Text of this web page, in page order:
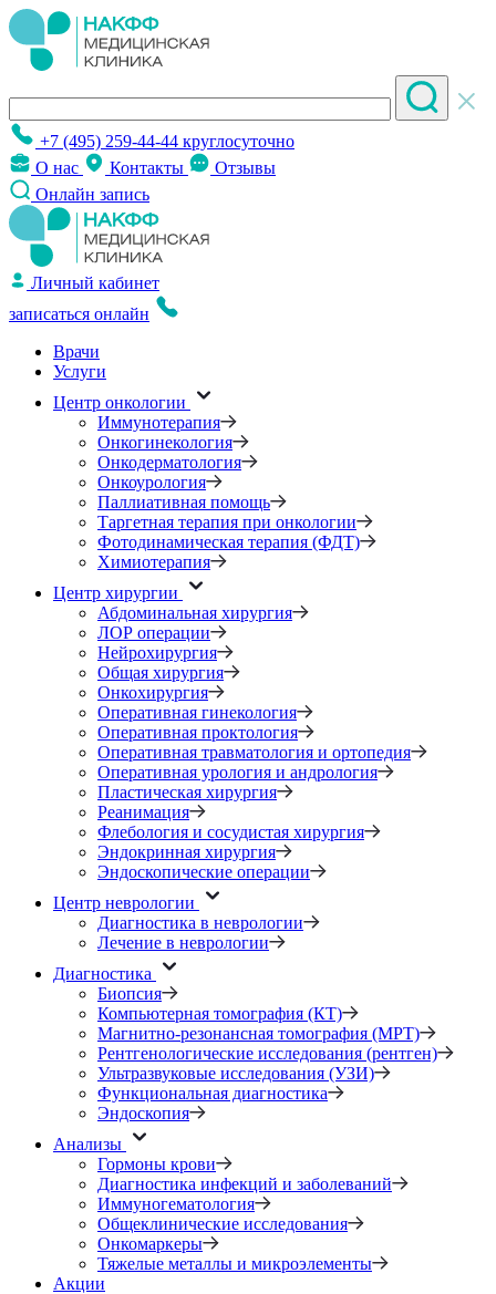
+7 (495) 259-44-44 круглосуточно
О нас
Контакты
Отзывы
Онлайн запись
Личный кабинет
записаться онлайн
Врачи
Услуги
Центр онкологии
Иммунотерапия
Онкогинекология
Онкодерматология
Онкоурология
Паллиативная помощь
Таргетная терапия при онкологии
Фотодинамическая терапия (ФДТ)
Химиотерапия
Центр хирургии
Абдоминальная хирургия
ЛОР операции
Нейрохирургия
Общая хирургия
Онкохирургия
Оперативная гинекология
Оперативная проктология
Оперативная травматология и ортопедия
Оперативная урология и андрология
Пластическая хирургия
Реанимация
Флебология и сосудистая хирургия
Эндокринная хирургия
Эндоскопические операции
Центр неврологии
Диагностика в неврологии
Лечение в неврологии
Диагностика
Биопсия
Компьютерная томография (КТ)
Магнитно-резонансная томография (МРТ)
Рентгенологические исследования (рентген)
Ультразвуковые исследования (УЗИ)
Функциональная диагностика
Эндоскопия
Анализы
Гормоны крови
Диагностика инфекций и заболеваний
Иммуногематология
Общеклинические исследования
Онкомаркеры
Тяжелые металлы и микроэлементы
Акции